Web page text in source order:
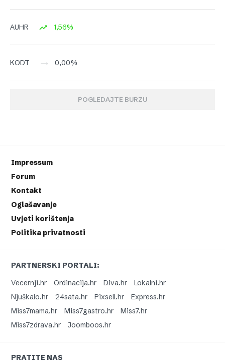
AUHR 1,56%
KODT 0,00%
POGLEDAJTE BURZU
Impressum
Forum
Kontakt
Oglašavanje
Uvjeti korištenja
Politika privatnosti
PARTNERSKI PORTALI:
Vecernji.hr
Ordinacija.hr Diva.hr
Lokalni.hr
Njuškalo.hr
24sata.hr Pixsell.hr
Express.hr
Miss7mama.hr
Miss7gastro.hr
Miss7.hr
Miss7zdrava.hr
Joomboos.hr
PRATITE NAS